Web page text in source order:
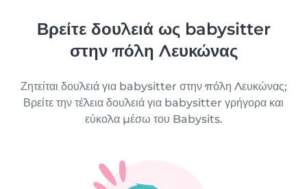
Βρείτε δουλειά ως babysitter
στην πόλη Λευκώνας
Ζητείται δουλειά για babysitter στην πόλη Λευκώνας;
Βρείτε την τέλεια δουλειά για babysitter γρήγορα και
εύκολα μέσω του Babysits.